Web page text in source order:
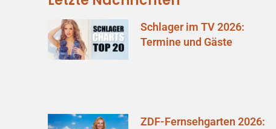
Schlager im TV 2026:
Termine und Gäste
ZDF-Fernsehgarten 2026: